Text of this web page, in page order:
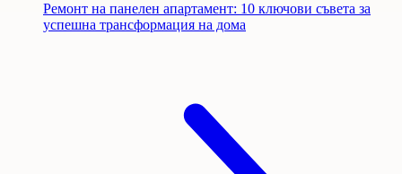
Ремонт на панелен апартамент: 10 ключови съвета за
успешна трансформация на дома